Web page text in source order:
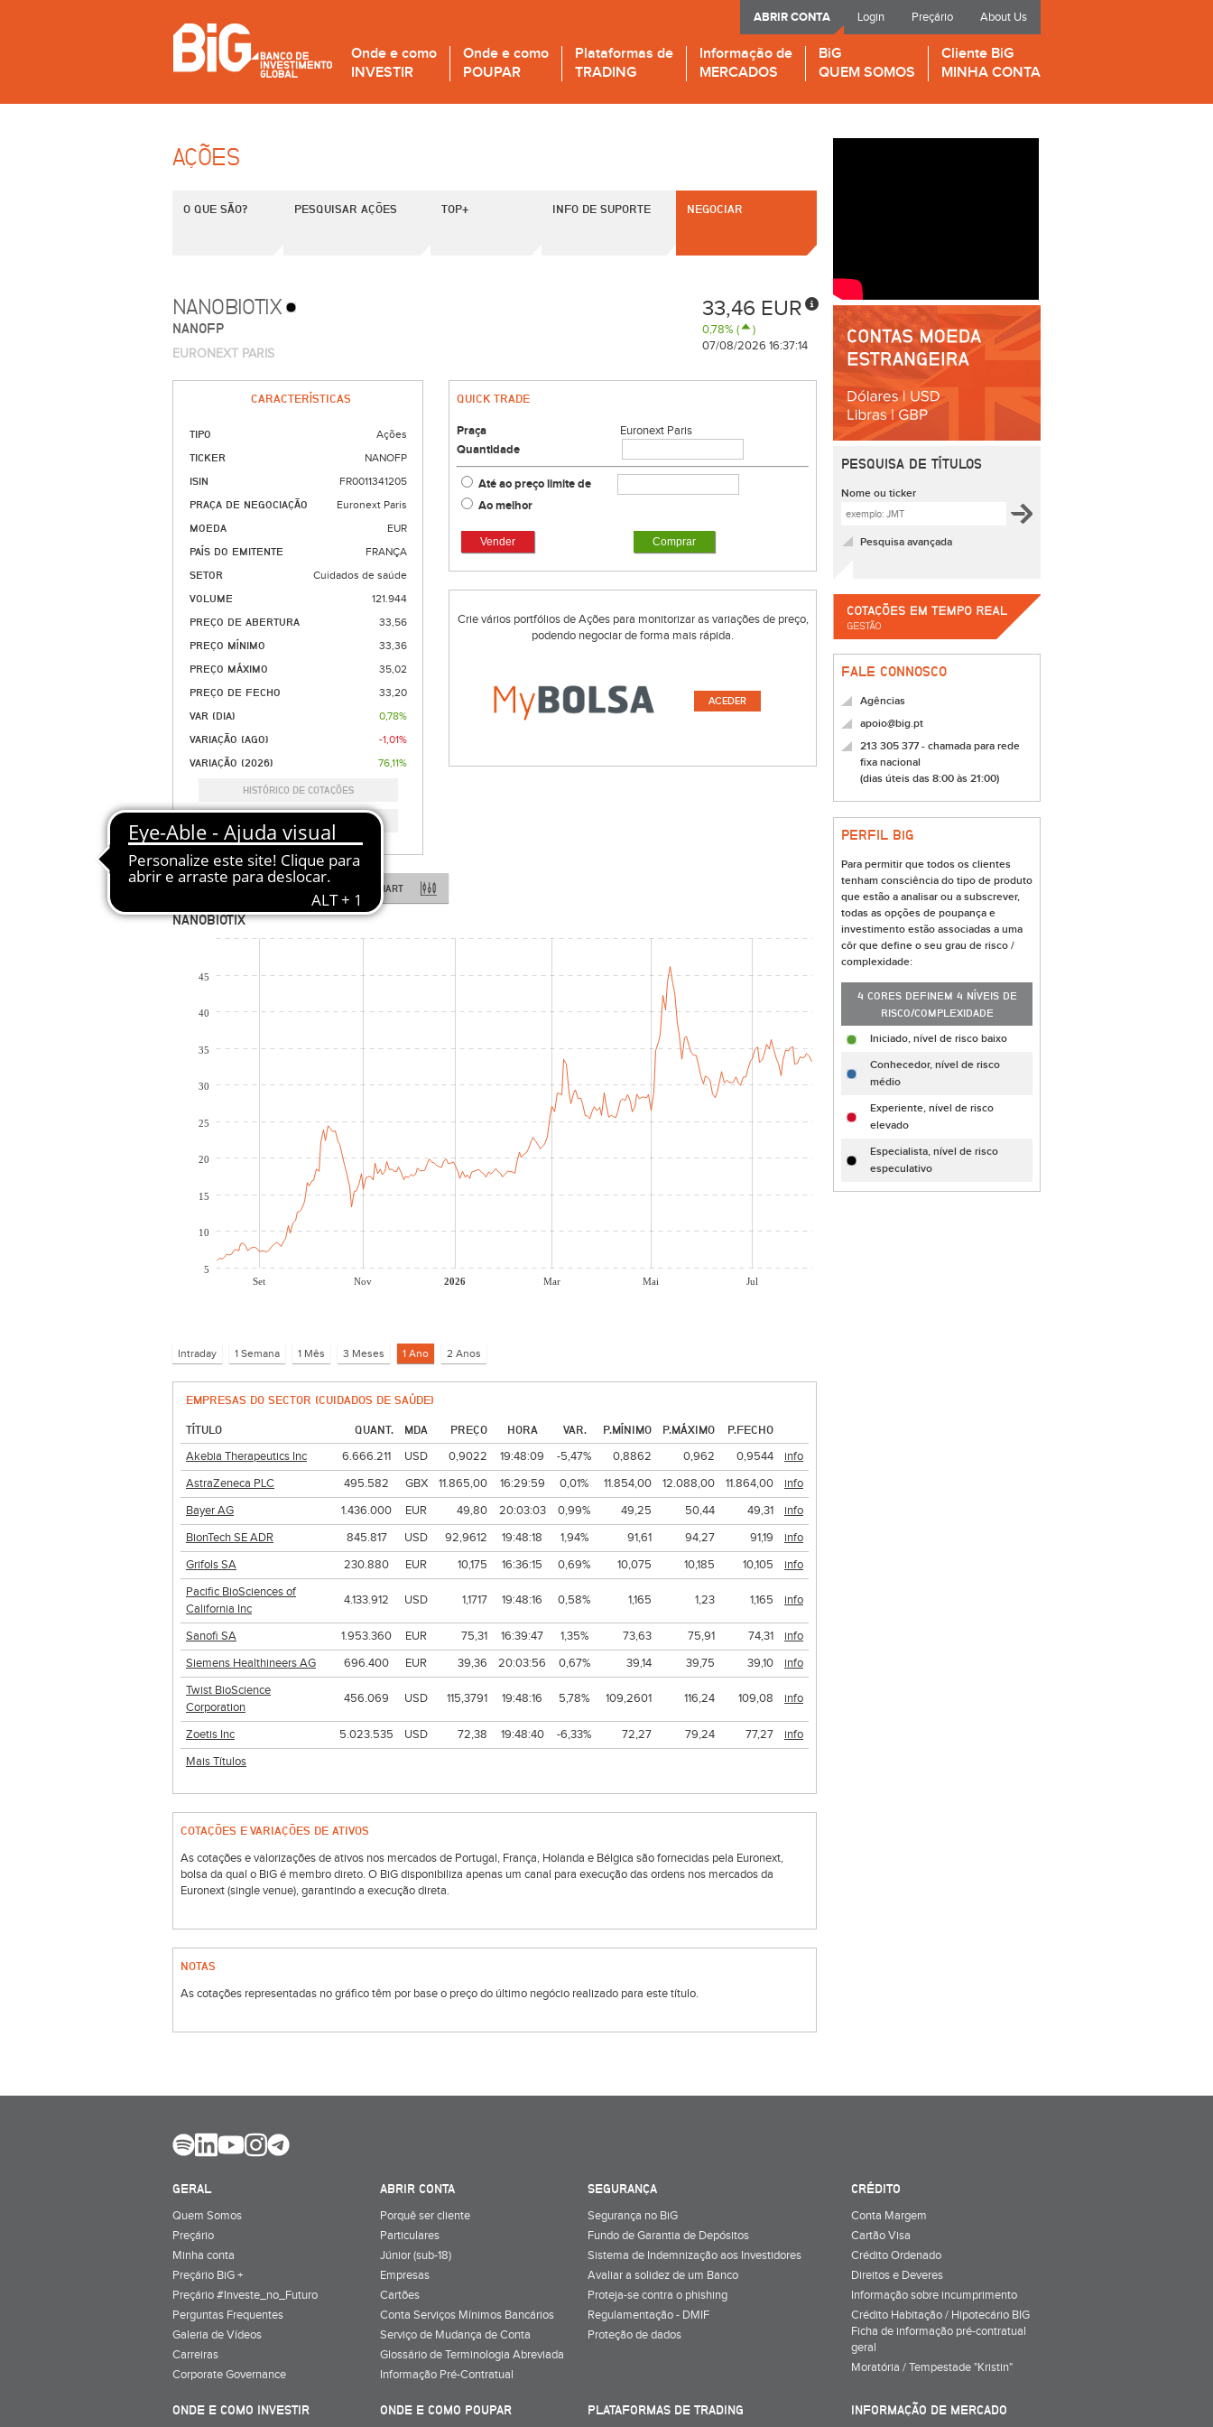
Login Preçário About Us
ABRIR CONTA
Onde e como
INVESTIR
Onde e como
POUPAR
Plataformas de
TRADING
Informação de
MERCADOS
BiG
QUEM SOMOS
Cliente BiG
MINHA CONTA
AÇÕES
O QUE SÃO? PESQUISAR AÇÕES TOP+ INFO DE SUPORTE NEGOCIAR
NANOBIOTIX
NANOFP
EURONEXT PARIS
33,46 EUR
0,78% (
)
07/08/2026 16:37:14
CARACTERÍSTICAS
TIPO Ações
TICKER NANOFP
ISIN FR0011341205
PRAÇA DE NEGOCIAÇÃO Euronext Paris
MOEDA EUR
PAÍS DO EMITENTE FRANÇA
SETOR Cuidados de saúde
VOLUME 121.944
PREÇO DE ABERTURA 33,56
PREÇO MÍNIMO 33,36
PREÇO MÁXIMO 35,02
PREÇO DE FECHO 33,20
VAR (DIA) 0,78%
VARIAÇÃO (AGO) -1,01%
VARIAÇÃO (2026) 76,11%
HISTÓRICO DE COTAÇÕES
QUICK TRADE
Praça
Euronext Paris
Quantidade
Até ao preço limite de
Ao melhor
Vender Comprar
Crie vários portfólios de Ações para monitorizar as variações de preço,
podendo negociar de forma mais rápida.
ACEDER
LINE CHART CANDLESTICK CHART
NANOBIOTIX
Set Nov 2026 Mar Mai Jul
5
10
15
20
25
30
35
40
45
EMPRESAS DO SECTOR (CUIDADOS DE SAÚDE)
TÍTULO QUANT. MDA PREÇO HORA VAR. P.MÍNIMO P.MÁXIMO
P.FECHO
Akebia Therapeutics Inc
6.666.211 USD 0,9022 19:48:09 -5,47% 0,8862 0,962 0,9544
info
AstraZeneca PLC
495.582 GBX 11.865,00 16:29:59 0,01% 11.854,00 12.088,00 11.864,00
info
Bayer AG
1.436.000 EUR 49,80 20:03:03 0,99% 49,25 50,44 49,31
info
BionTech SE ADR
845.817 USD 92,9612 19:48:18 1,94% 91,61 94,27 91,19
info
Grifols SA
230.880 EUR 10,175 16:36:15 0,69% 10,075 10,185 10,105
info
Pacific BioSciences of
California Inc
4.133.912 USD 1,1717 19:48:16 0,58% 1,165 1,23 1,165 info
Sanofi SA 1.953.360 EUR 75,31 16:39:47 1,35% 73,63 75,91 74,31
info
Siemens Healthineers AG
696.400 EUR 39,36 20:03:56 0,67% 39,14 39,75 39,10
info
Twist BioScience
Corporation
456.069 USD 115,3791 19:48:16 5,78% 109,2601 116,24 109,08 info
Zoetis Inc 5.023.535 USD 72,38 19:48:40 -6,33% 72,27 79,24 77,27
info
Mais Títulos
COTAÇÕES E VARIAÇÕES DE ATIVOS
As cotações e valorizações de ativos nos mercados de Portugal, França, Holanda e Bélgica são fornecidas pela Euronext,
bolsa da qual o BiG é membro direto. O BiG disponibiliza apenas um canal para execução das ordens nos mercados da
Euronext (single venue), garantindo a execução direta.
NOTAS
As cotações representadas no gráfico têm por base o preço do último negócio realizado para este título.
PESQUISA DE TÍTULOS
Nome ou ticker
Pesquisa avançada
FALE CONNOSCO
Agências
apoio@big.pt
213 305 377 - chamada para rede
fixa nacional
(dias úteis das 8:00 às 21:00)
PERFIL BiG
Para permitir que todos os clientes
tenham consciência do tipo de produto
que estão a analisar ou a subscrever,
todas as opções de poupança e
investimento estão associadas a uma
côr que define o seu grau de risco /
complexidade:
4 CORES DEFINEM 4 NÍVEIS DE
RISCO/COMPLEXIDADE
Iniciado, nível de risco baixo
Conhecedor, nível de risco
médio
Experiente, nível de risco
elevado
Especialista, nível de risco
especulativo
GERAL
Quem Somos
Preçário
Minha conta
Preçário BiG +
Preçário #Investe_no_Futuro
Perguntas Frequentes
Galeria de Vídeos
Carreiras
Corporate Governance
ABRIR CONTA
Porquê ser cliente
Particulares
Júnior (sub-18)
Empresas
Cartões
Conta Serviços Mínimos Bancários
Serviço de Mudança de Conta
Glossário de Terminologia Abreviada
Informação Pré-Contratual
SEGURANÇA
Segurança no BiG
Fundo de Garantia de Depósitos
Sistema de Indemnização aos Investidores
Avaliar a solidez de um Banco
Proteja-se contra o phishing
Regulamentação - DMIF
Proteção de dados
CRÉDITO
Conta Margem
Cartão Visa
Crédito Ordenado
Direitos e Deveres
Informação sobre incumprimento
Crédito Habitação / Hipotecário BIG
Ficha de informação pré-contratual
geral
Moratória / Tempestade "Kristin"
ONDE E COMO INVESTIR ONDE E COMO POUPAR PLATAFORMAS DE TRADING INFORMAÇÃO DE MERCADO